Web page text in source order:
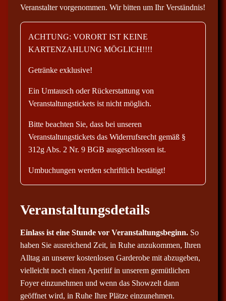
Veranstalter vorgenommen. Wir bitten um Ihr Verständnis!
ACHTUNG: VORORT IST KEINE
KARTENZAHLUNG MÖGLICH!!!!
Getränke exklusive!
Ein Umtausch oder Rückerstattung von
Veranstaltungstickets ist nicht möglich.
Bitte beachten Sie, dass bei unseren
Veranstaltungstickets das Widerrufsrecht gemäß §
312g Abs. 2 Nr. 9 BGB ausgeschlossen ist.
Umbuchungen werden schriftlich bestätigt!
Veranstaltungsdetails
Einlass ist eine Stunde vor Veranstaltungsbeginn. So
haben Sie ausreichend Zeit, in Ruhe anzukommen, Ihren
Alltag an unserer kostenlosen Garderobe mit abzugeben,
vielleicht noch einen Aperitif in unserem gemütlichen
Foyer einzunehmen und wenn das Showzelt dann
geöffnet wird, in Ruhe Ihre Plätze einzunehmen.